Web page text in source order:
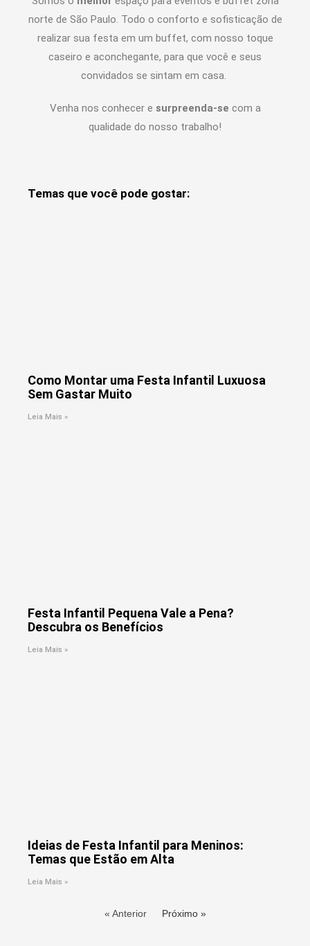
norte de São Paulo. Todo o conforto e sofisticação de
realizar sua festa em um buffet, com nosso toque
caseiro e aconchegante, para que você e seus
convidados se sintam em casa.
Venha nos conhecer e surpreenda-se com a
qualidade do nosso trabalho!
Temas que você pode gostar:
Como Montar uma Festa Infantil Luxuosa
Sem Gastar Muito
Leia Mais »
Festa Infantil Pequena Vale a Pena?
Descubra os Benefícios
Leia Mais »
Ideias de Festa Infantil para Meninos:
Temas que Estão em Alta
Leia Mais »
« Anterior Próximo »